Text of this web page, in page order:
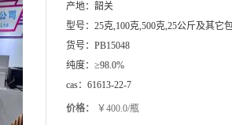
产地： 韶关
型号： 25克,100克,500克,25公斤及其它
货号： PB15048
纯度： ≥98.0%
cas： 61613-22-7
价格： ￥400.0/瓶